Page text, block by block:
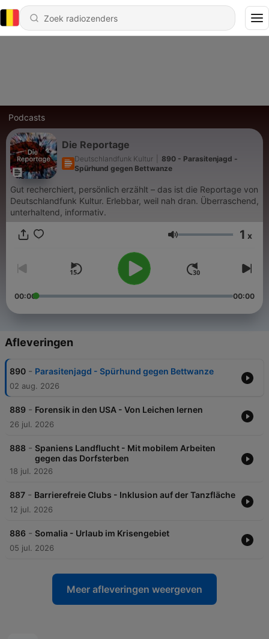
Podcasts
Die Reportage
Deutschlandfunk Kultur
890 - Parasitenjagd -
Spürhund gegen Bettwanze
Gut recherchiert, persönlich erzählt – das ist die Reportage von
Deutschlandfunk Kultur. Erlebbar, weil nah dran. Überraschend,
unterhaltend, informativ.
Volume 1 x
00:00 00:00
Afleveringen
890 - Parasitenjagd - Spürhund gegen Bettwanze
02 aug. 2026
889 - Forensik in den USA - Von Leichen lernen
26 jul. 2026
888 - Spaniens Landflucht - Mit mobilem Arbeiten
gegen das Dorfsterben
18 jul. 2026
887 - Barrierefreie Clubs - Inklusion auf der Tanzfläche
12 jul. 2026
886 - Somalia - Urlaub im Krisengebiet
05 jul. 2026
Meer afleveringen weergeven